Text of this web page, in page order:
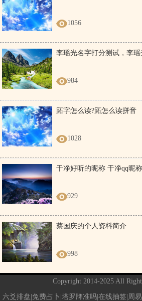
1056
李瑶光名字打分测试，李
984
跖字怎么读?跖怎么读拼音
1028
干净好听的昵称 干净qq昵
929
蔡国庆的个人资料简介
998
Copyright 2014-2025 All
六爻排盘|免费占卜|塔罗牌准吗|在线抽签|周